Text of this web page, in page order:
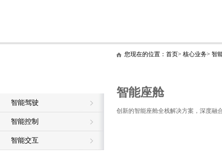
智能驾驶
智能控制
智能交互
您现在的位置： 首页> 核心业务> 智
智能座舱
创新的智能座舱全栈解决方案，深度融